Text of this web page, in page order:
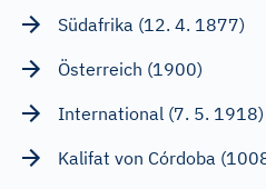
Südafrika (12. 4. 1877)
Österreich (1900)
International (7. 5. 1918)
Kalifat von Córdoba